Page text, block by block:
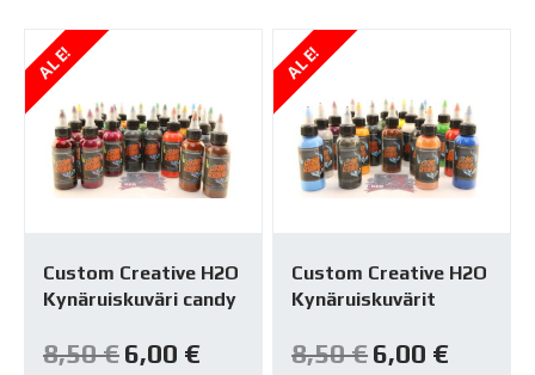
ALE!
Custom Creative H2O
Kynäruiskuväri candy
8,50€ Alkuperäinen
hinta
6,00 €Nykyinen
ALE!
Custom Creative H2O
Kynäruiskuvärit
8,50€ Alkuperäinen
hinta
6,00 €Nykyinen